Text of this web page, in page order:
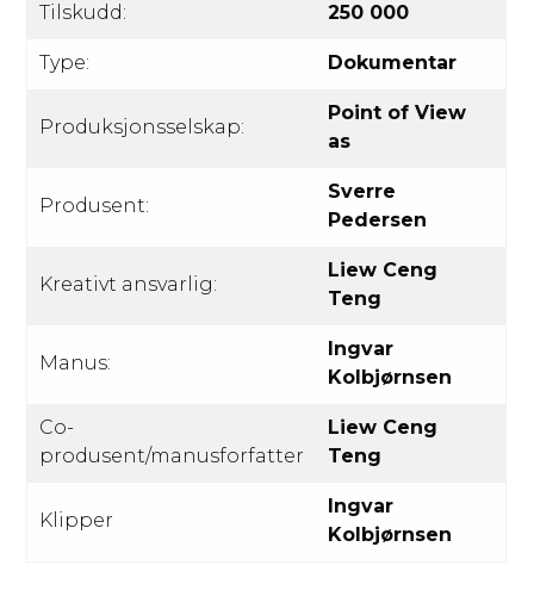
Tilskudd: 250 000
Type: Dokumentar
Produksjonsselskap:
Point of View
as
Produsent:
Sverre
Pedersen
Kreativt ansvarlig:
Liew Ceng
Teng
Manus:
Ingvar
Kolbjørnsen
Co-
produsent/manusforfatter
Liew Ceng
Teng
Klipper
Ingvar
Kolbjørnsen